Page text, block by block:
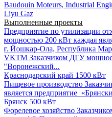
Baudouin Moteurs, Industrial
Liyu Gaz
Выполненные проекты
Предприятие по утилизации
мощностью 200 кВт каждая
г. Йошкар-Ола, Республика
VKTM Заказчиком ДГУ
"Воронежский...
Краснодарский край 1500 кВт
Пищевое производство
является предприятие
Брянск 500 кВт
Форелевое хозяйство